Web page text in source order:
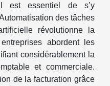
est essentiel de s’y
des tâches
révolutionne la
abordent les
considérablement la
et commerciale.
de la facturation grâce